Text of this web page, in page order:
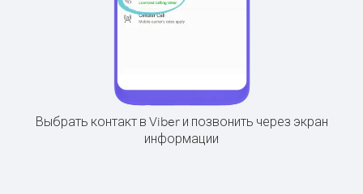
Выбрать контакт в Viber и позвонить через экран
информации